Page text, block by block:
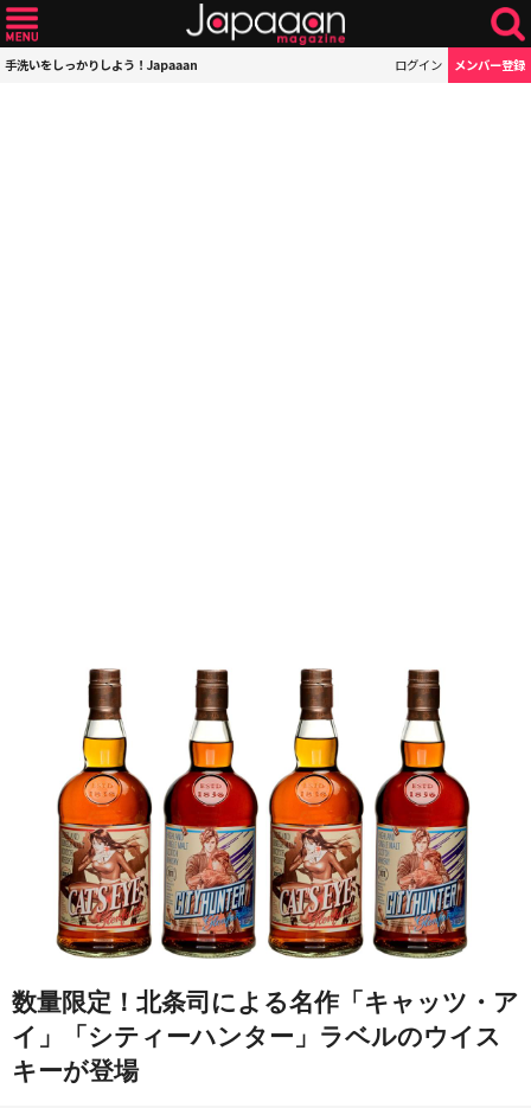
手洗いをしっかりしよう！Japaaan ログイン メンバー登録
数量限定！北条司による名作「キャッツ・ア
イ」「シティーハンター」ラベルのウイス
キーが登場